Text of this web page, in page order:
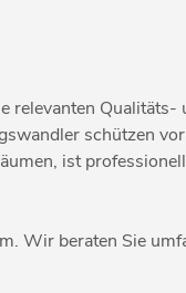
schützen
ist
Wir beraten Sie